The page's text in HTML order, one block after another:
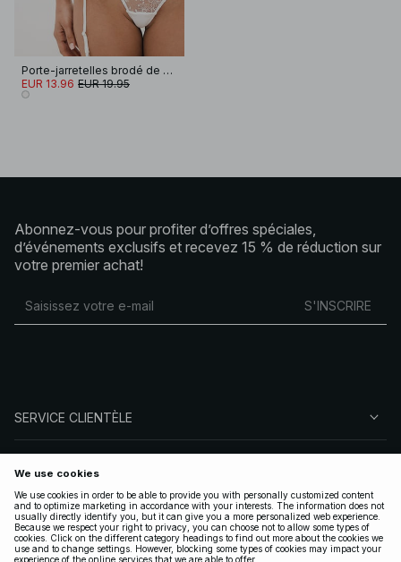
Porte-jarretelles brodé de sequins
EUR 13.96 EUR 19.95
Abonnez-vous pour profiter d’offres spéciales,
d’événements exclusifs et recevez 15 % de réduction sur
votre premier achat!
S'INSCRIRE
SERVICE CLIENTÈLE
SUIVEZ-NOUS
LÉGAL